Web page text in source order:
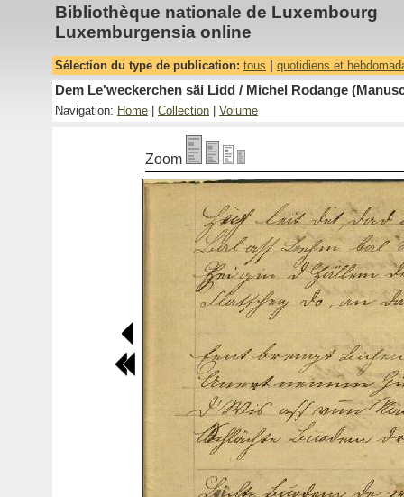
Bibliothèque nationale de Luxembourg
Luxemburgensia online
Sélection du type de publication: tous quotidiens et
Dem Le'weckerchen säi Lidd / Michel Rodange
Navigation: Home Collection Volume
Zoom